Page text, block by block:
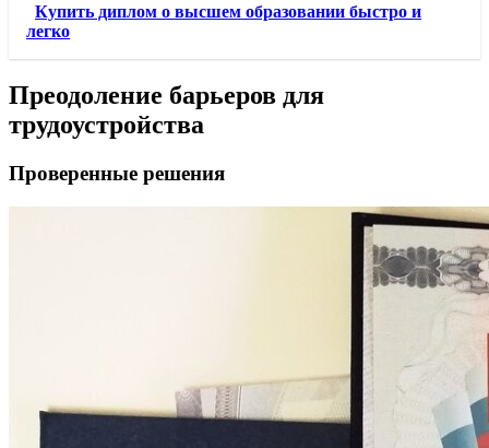
Купить диплом о высшем образовании быстро и
легко
Преодоление барьеров для
трудоустройства
Проверенные решения